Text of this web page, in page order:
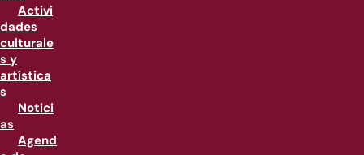
Activi
dades
culturale
s y
artística
s
Notici
as
Agend